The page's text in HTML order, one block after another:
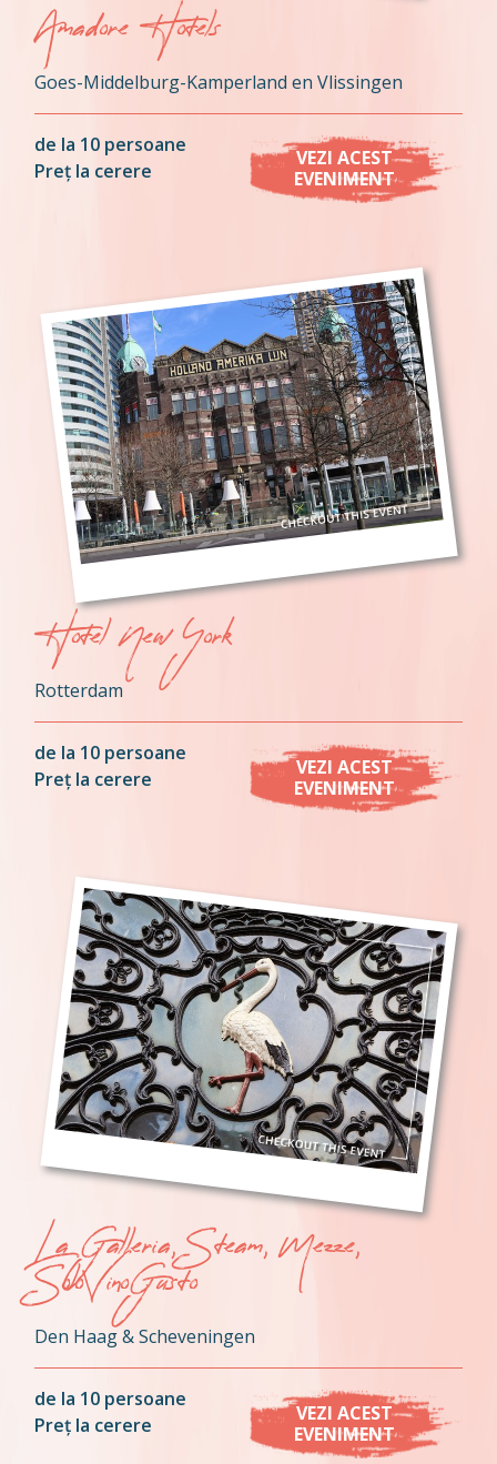
Amadore Hotels
Goes-Middelburg-Kamperland en Vlissingen
de la 10 persoane
Preț la cerere
VEZI ACEST
EVENIMENT
Hotel New York
Rotterdam
de la 10 persoane
Preț la cerere
VEZI ACEST
EVENIMENT
La Galleria, Steam, Mezze,
SoloVinoGusto
Den Haag & Scheveningen
de la 10 persoane
Preț la cerere
VEZI ACEST
EVENIMENT